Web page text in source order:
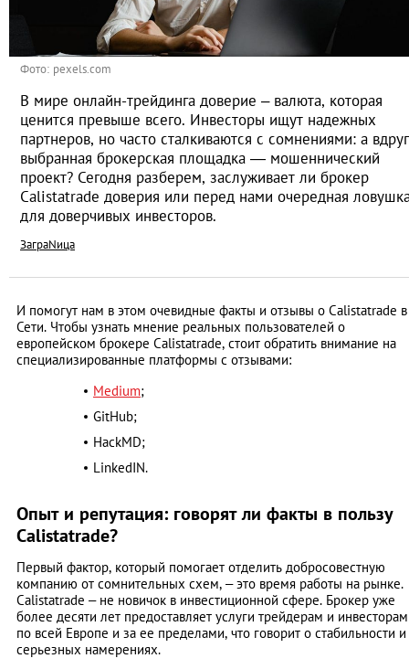
Фото: pexels.com
В мире онлайн-трейдинга доверие – валюта, которая
ценится превыше всего. Инвесторы ищут надежных
партнеров, но часто сталкиваются с сомнениями: а вдруг
выбранная брокерская площадка — мошеннический
проект? Сегодня разберем, заслуживает ли брокер
Calistatrade доверия или перед нами очередная
для доверчивых инвесторов.
ЗаграNица
И помогут нам в этом очевидные факты и отзывы о Calistatrade в
Сети. Чтобы узнать мнение реальных пользователей о
европейском брокере Calistatrade, стоит обратить внимание на
специализированные платформы с отзывами:
Medium;
GitHub;
HackMD;
LinkedIN.
Опыт и репутация: говорят ли факты в пользу
Calistatrade?
Первый фактор, который помогает отделить добросовестную
компанию от сомнительных схем, – это время работы на рынке.
Calistatrade – не новичок в инвестиционной сфере. Брокер уже
более десяти лет предоставляет услуги трейдерам и инвесторам
по всей Европе и за ее пределами, что говорит о стабильности и
серьезных намерениях.